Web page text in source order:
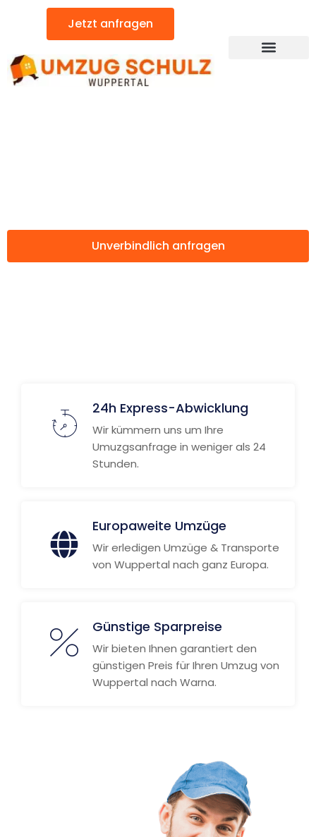
Jetzt anfragen
Unverbindlich anfragen
24h Express-Abwicklung
Wir kümmern uns um Ihre
Umuzgsanfrage in weniger als 24
Stunden.
Europaweite Umzüge
Wir erledigen Umzüge & Transporte
von Wuppertal nach ganz Europa.
Günstige Sparpreise
Wir bieten Ihnen garantiert den
günstigen Preis für Ihren Umzug von
Wuppertal nach Warna.